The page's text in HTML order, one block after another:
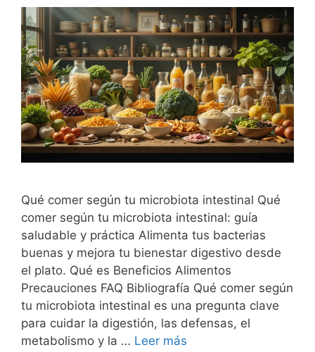
Qué comer según tu microbiota intestinal Qué
comer según tu microbiota intestinal: guía
saludable y práctica Alimenta tus bacterias
buenas y mejora tu bienestar digestivo desde
el plato. Qué es Beneficios Alimentos
Precauciones FAQ Bibliografía Qué comer según
tu microbiota intestinal es una pregunta clave
para cuidar la digestión, las defensas, el
metabolismo y la … Leer más